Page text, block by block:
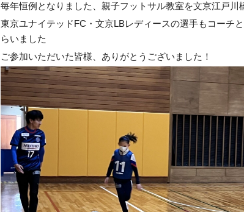
毎年恒例となりました、親子フットサル教室を文京江戸川
東京ユナイテッドFC・文京LBレディースの選手もコーチ
らいました
ご参加いただいた皆様、ありがとうございました！